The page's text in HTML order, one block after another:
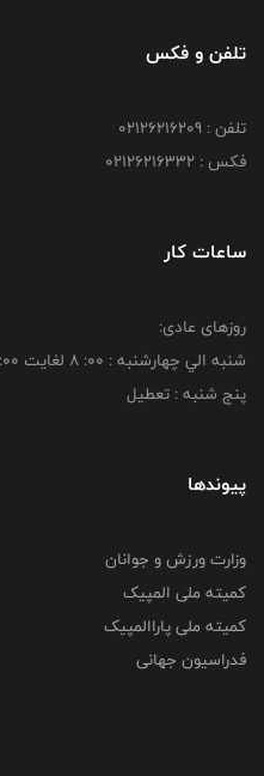
تلفن و فکس
تلفن : 02126216209
فکس : 02126216332
ساعات کار
روزهای عادی:
شنبه الي چهارشنبه : 00: 8 لغايت 16:00
پنج شنبه : تعطیل
پیوندها
وزارت ورزش و جوانان
کمیته ملی المپیک
کمیته ملی پاراالمپیک
فدراسیون جهانی